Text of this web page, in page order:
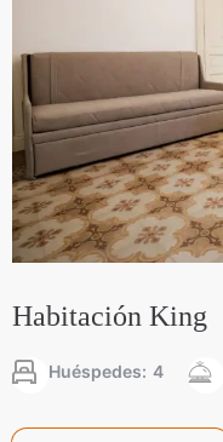
Habitación King
Huéspedes: 4